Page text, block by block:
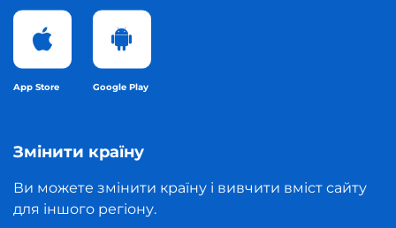
App Store Google Play
Змінити країну
Ви можете змінити країну і вивчити вміст сайту
для іншого регіону.